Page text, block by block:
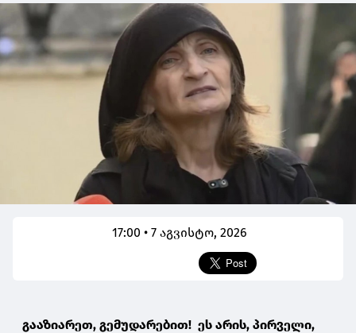
17:00 • 7 აგვისტო, 2026
გააზიარეთ, გემუდარებით! ეს არის, პირველი,